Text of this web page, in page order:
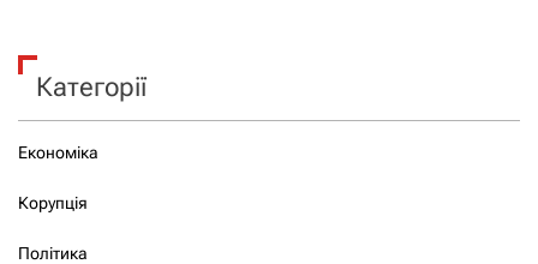
Категорії
Економіка
Корупція
Політика